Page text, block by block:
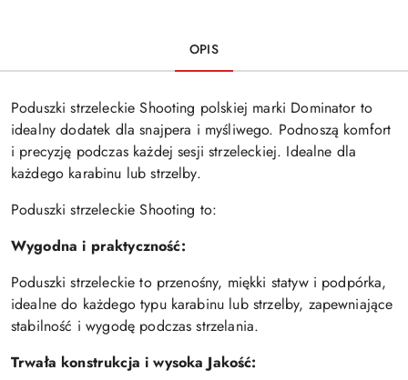
OPIS
Poduszki strzeleckie Shooting polskiej marki Dominator to
idealny dodatek dla snajpera i myśliwego. Podnoszą komfort
i precyzję podczas każdej sesji strzeleckiej. Idealne dla
każdego karabinu lub strzelby.
Poduszki strzeleckie Shooting to:
Wygodna i praktyczność:
Poduszki strzeleckie to przenośny, miękki statyw i podpórka,
idealne do każdego typu karabinu lub strzelby, zapewniające
stabilność i wygodę podczas strzelania.
Trwała konstrukcja i wysoka Jakość: